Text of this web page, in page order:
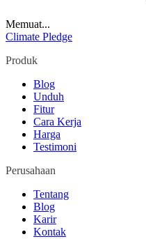
Memuat...
Climate Pledge
Produk
Blog
Unduh
Fitur
Cara Kerja
Harga
Testimoni
Perusahaan
Tentang
Blog
Karir
Kontak